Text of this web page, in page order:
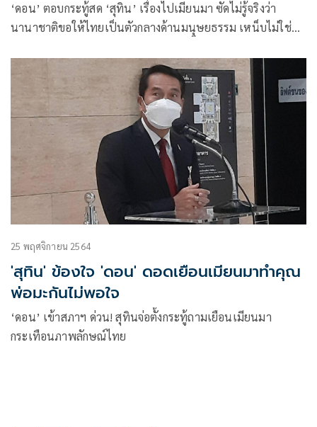
‘ดอน’ ตอบกระทู้สด ‘สุทิน’ เรื่องไปเมียนมา ซัดไม่รู้จริงว่า
นานาชาติขอให้ไทยเป็นตัวกลางด้านมนุษยธรรม เหน็บไม่ใช่
ประเทศเป็นดาบสองคม
25 พฤศจิกายน 2564
'สุทิน' ข้องใจ 'ดอน' ดอดเยือนเมียนมาทำคุณ
พ่อมะกันไม่พอใจ
‘ดอน’ เข้าสภาฯ ด่วน! สุทินจ่อตั้งกระทู้ถามเยือนเมียนมา
กระเทือนภาพลักษณ์ไทย